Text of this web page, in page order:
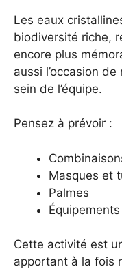
Les eaux
biodiversité riche,
encore plus
aussi l’occasion
sein de l’équipe.
Pensez à prévoir :
Masques et
Palmes
Cette activité est
apportant à la fois